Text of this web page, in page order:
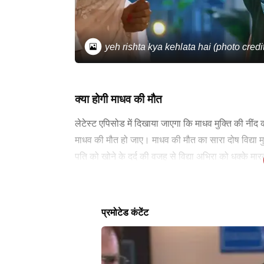
yeh rishta kya kehlata hai (photo
क्या होगी माधव की मौत
लेटेस्ट एपिसोड में दिखाया जाएगा कि माधव मुक्ति की
माधव की मौत हो जाए। माधव की मौत का सारा दोष
पति को खोने के दर्द की वजह से विद्या अभिरा को धक्के
लेटेस्ट न्यूज